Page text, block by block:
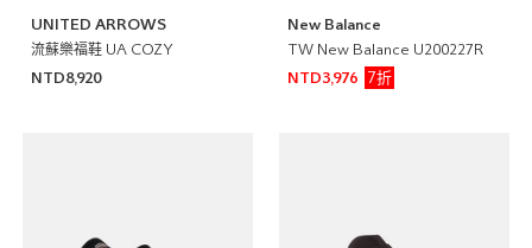
UNITED ARROWS
流蘇樂福鞋 UA COZY
NTD8,920
New Balance
TW New Balance U200227R
NTD3,976
7折